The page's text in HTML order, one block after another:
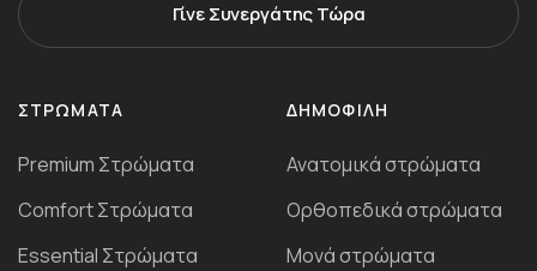
Γίνε Συνεργάτης Τώρα
ΣΤΡΏΜΑΤΑ
Premium Στρώματα
Comfort Στρώματα
Essential Στρώματα
ΔΗΜΟΦΙΛΗ
Ανατομικά στρώματα
Ορθοπεδικά στρώματα
Μονά στρώματα